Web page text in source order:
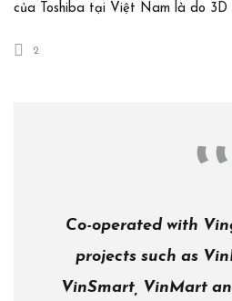
của Toshiba tại Việt Nam là do 3D
2
Co-operated with
projects such as
VinSmart, VinMart